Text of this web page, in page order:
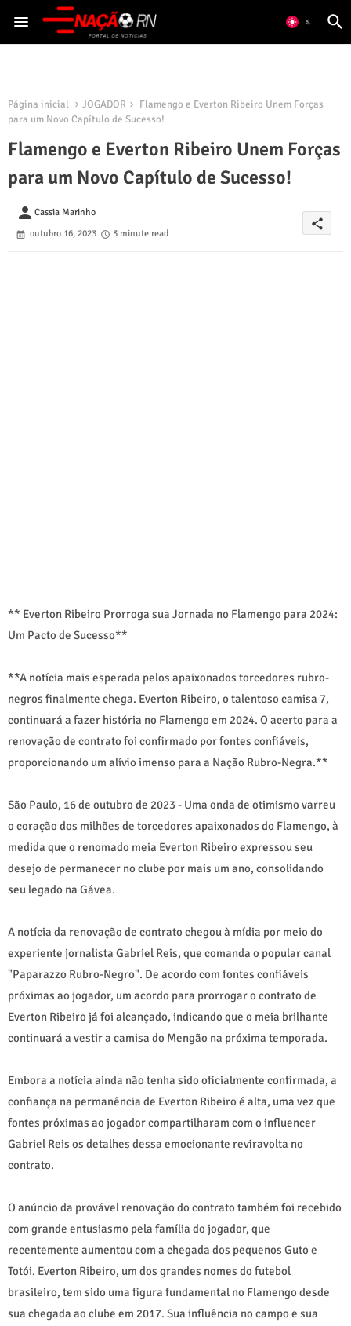
Página inicial JOGADOR
Flamengo e Everton Ribeiro Unem Forças
para um Novo Capítulo de Sucesso!
Flamengo e Everton Ribeiro Unem Forças
para um Novo Capítulo de Sucesso!
person Cassia Marinho
outubro 16, 2023
3 minute read
share
** Everton Ribeiro Prorroga sua Jornada no Flamengo para 2024:
Um Pacto de Sucesso**
**A notícia mais esperada pelos apaixonados torcedores rubro-
negros finalmente chega. Everton Ribeiro, o talentoso camisa 7,
continuará a fazer história no Flamengo em 2024. O acerto para a
renovação de contrato foi confirmado por fontes confiáveis,
proporcionando um alívio imenso para a Nação Rubro-Negra.**
São Paulo, 16 de outubro de 2023 - Uma onda de otimismo varreu
o coração dos milhões de torcedores apaixonados do Flamengo, à
medida que o renomado meia Everton Ribeiro expressou seu
desejo de permanecer no clube por mais um ano, consolidando
seu legado na Gávea.
A notícia da renovação de contrato chegou à mídia por meio do
experiente jornalista Gabriel Reis, que comanda o popular canal
"Paparazzo Rubro-Negro". De acordo com fontes confiáveis
próximas ao jogador, um acordo para prorrogar o contrato de
Everton Ribeiro já foi alcançado, indicando que o meia brilhante
continuará a vestir a camisa do Mengão na próxima temporada.
Embora a notícia ainda não tenha sido oficialmente confirmada, a
confiança na permanência de Everton Ribeiro é alta, uma vez que
fontes próximas ao jogador compartilharam com o influencer
Gabriel Reis os detalhes dessa emocionante reviravolta no
contrato.
O anúncio da provável renovação do contrato também foi recebido
com grande entusiasmo pela família do jogador, que
recentemente aumentou com a chegada dos pequenos Guto e
Totói. Everton Ribeiro, um dos grandes nomes do futebol
brasileiro, tem sido uma figura fundamental no Flamengo desde
sua chegada ao clube em 2017. Sua influência no campo e sua